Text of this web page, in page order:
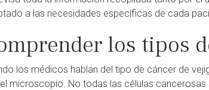
a las necesidades específicas de cada
los tipos
los médicos hablan del tipo de cáncer de
microscopio. No todas las células